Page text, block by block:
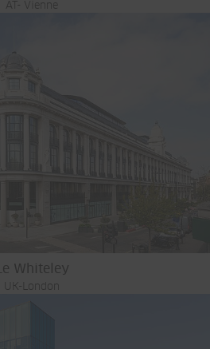
AT- Vienne
Le Whiteley
UK-London